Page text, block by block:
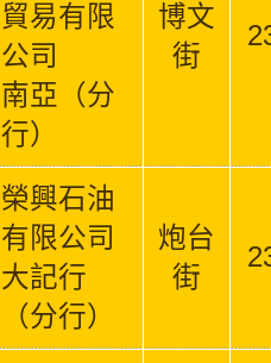
貿易有限
公司
南亞（分
行）
博文
街
榮興石油
有限公司
大記行
（分行）
炮台
街